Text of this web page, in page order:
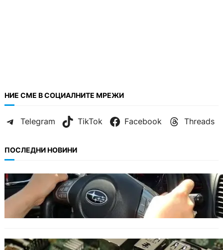
НИЕ СМЕ В СОЦИАЛНИТЕ МРЕЖИ
Telegram TikTok Facebook Threads
ПОСЛЕДНИ НОВИНИ
БЕЗ КАТЕГОРИЯ
Възможни ограничения за Waze в Европа
след решение на Съда на ЕС.
ИКОНОМИКА